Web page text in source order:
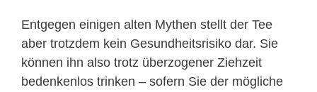
Entgegen einigen alten Mythen stellt der Tee
aber trotzdem kein Gesundheitsrisiko dar. Sie
können ihn also trotz überzogener Ziehzeit
bedenkenlos trinken – sofern Sie der mögliche